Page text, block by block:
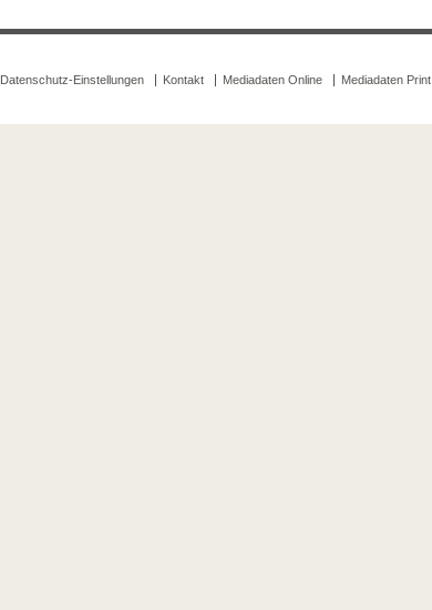
Datenschutz-Einstellungen Kontakt Mediadaten Online Mediadaten Print